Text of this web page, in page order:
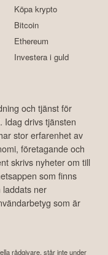
Köpa krypto
Bitcoin
Ethereum
Investera i guld
och tjänst för
Idag drivs tjänsten
stor erfarenhet av
företagande och
skrivs nyheter om till
som finns
laddats ner
som är
rådgivare, står inte under